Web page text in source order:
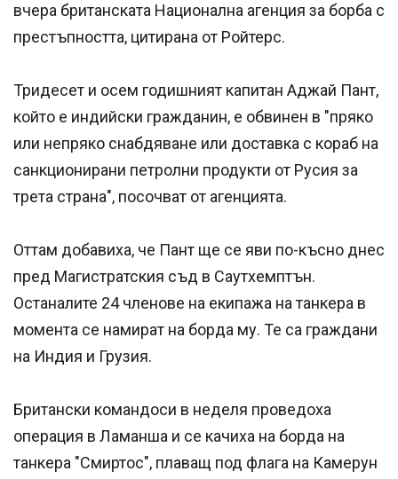
вчера британската Национална агенция за борба с
престъпността, цитирана от Ройтерс.
Тридесет и осем годишният капитан Аджай Пант,
който е индийски гражданин, е обвинен в "пряко
или непряко снабдяване или доставка с кораб на
санкционирани петролни продукти от Русия за
трета страна", посочват от агенцията.
Оттам добавиха, че Пант ще се яви по-късно днес
пред Магистратския съд в Саутхемптън.
Останалите 24 членове на екипажа на танкера в
момента се намират на борда му. Те са граждани
на Индия и Грузия.
Британски командоси в неделя проведоха
операция в Ламанша и се качиха на борда на
танкера "Смиртос", плаващ под флага на Камерун